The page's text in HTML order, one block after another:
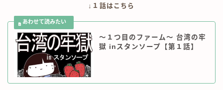
ワーホリ体験記
読み切り
絵日記
旅行記
↓１話はこちら
～１つ目のファーム～ 台湾の牢
獄 inスタンソープ【第１話】